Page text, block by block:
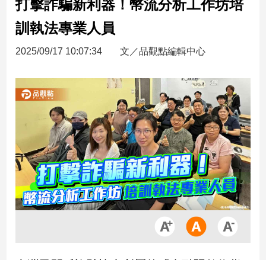
台
財
新
產
經/
市
房
地
產
品
打擊詐騙新利器！幣流分析工作坊培
訓執法專業人員
2025/09/17 10:07:34 文／品觀點編輯中心